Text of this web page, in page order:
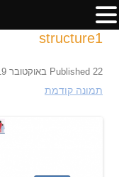
structure1
Published 22 באוקטובר 2019
תמונה קודמת